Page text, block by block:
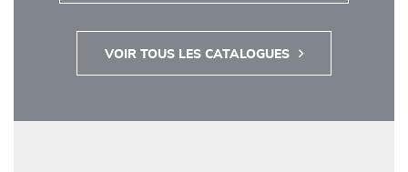
VIRTUEL
VOIR TOUS LES CATALOGUES